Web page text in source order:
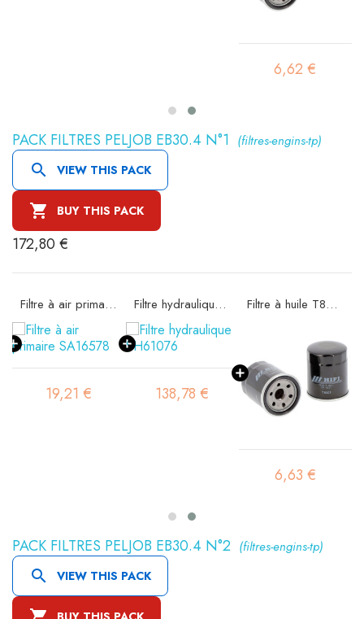
6,62 €
PACK FILTRES PELJOB EB30.4 N°1 (filtres-engins-tp)
 VIEW THIS PACK
 BUY THIS PACK
172,80 €
Filtre à air primaire SA16578
19,21 €
Filtre hydraulique SH61076
138,78 €
Filtre à huile T8307
6,63 €
PACK FILTRES PELJOB EB30.4 N°2 (filtres-engins-tp)
 VIEW THIS PACK